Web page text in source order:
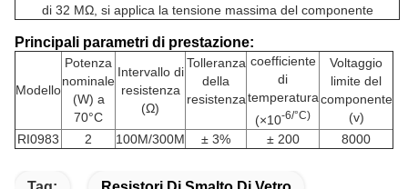
di 32 MΩ, si applica la tensione massima del componente
Principali parametri di prestazione:
Modello
Potenza
nominale
(W) a
70°C
Intervallo di
resistenza
(Ω)
Tolleranza
della
resistenza
coefficiente
di
temperatura
(×10-6/°C)
Voltaggio
limite del
componente
(v)
RI0983
2 100M/300M ± 3% ± 200 8000